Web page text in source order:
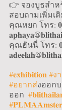
👉 จองบูธสำห
สอบถามเพิ่มเ
คุณหยก โทร:
คุณฮันนี่ โทร:
#𝐞𝐱𝐡𝐢𝐛𝐢𝐭𝐢𝐨𝐧 #ง
#อยากสงออก
ออก